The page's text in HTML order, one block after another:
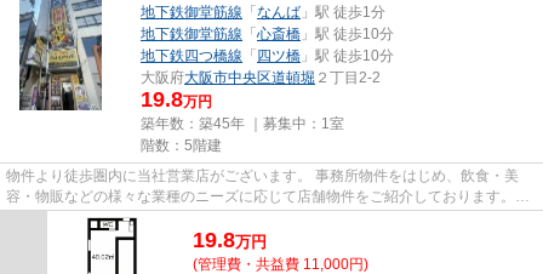
地下鉄御堂筋線 「なんば 」駅 徒歩1分
地下鉄御堂筋線 「心斎橋 」駅 徒歩10分
地下鉄四つ橋線 「四ツ橋 」駅 徒歩10分
大阪府大阪市中央区道頓堀 ２丁目2-2
19.8万円
築年数：築45年 ｜募集中： 1室
階数：5階建
物件より徒歩圏内に当社営業店がございます。 事務所物件をはじめ、飲食・美
容・物販などの様々な業種のニーズに応じて店舗物件をご紹介しております。
尚、弊社ではおとり広告は一切...
19.8万円
(管理費・共益費 11,000円)